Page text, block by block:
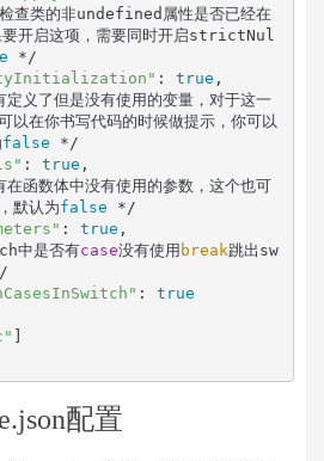
查类的非undefined属性是否已经在
要开启这项，需要同时开启strictNul
*/
: true ,
在你书写代码的时候做提示，你可以
false */
: true ,
默认为false */
: true ,
中是否有
case没有使用 break跳出sw
: true
配置